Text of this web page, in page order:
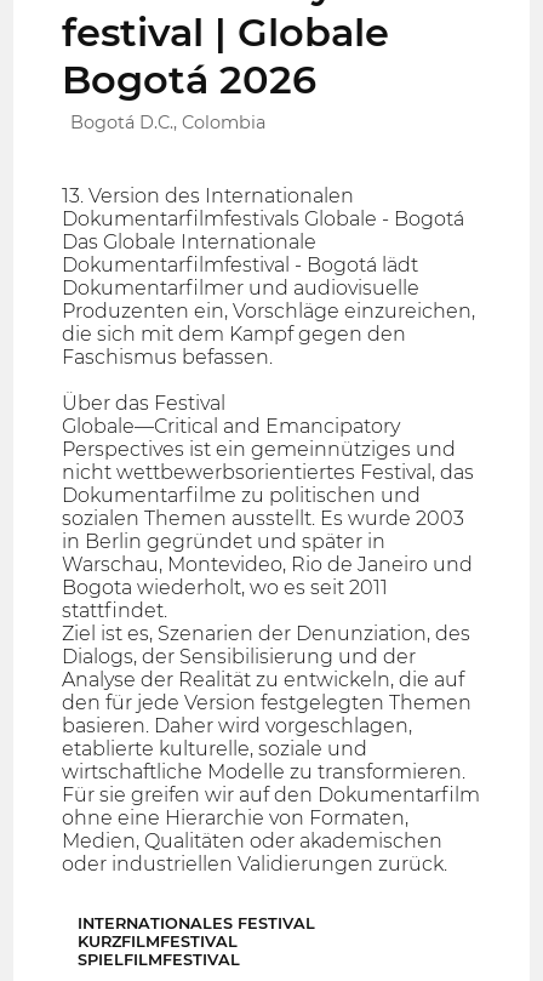
festival | Globale
Bogotá 2026
Bogotá D.C., Colombia
13. Version des Internationalen
Dokumentarfilmfestivals Globale - Bogotá
Das Globale Internationale
Dokumentarfilmfestival - Bogotá lädt
Dokumentarfilmer und audiovisuelle
Produzenten ein, Vorschläge einzureichen,
die sich mit dem Kampf gegen den
Faschismus befassen.
Über das Festival
Globale—Critical and Emancipatory
Perspectives ist ein gemeinnütziges und
nicht wettbewerbsorientiertes Festival, das
Dokumentarfilme zu politischen und
sozialen Themen ausstellt. Es wurde 2003
in Berlin gegründet und später in
Warschau, Montevideo, Rio de Janeiro und
Bogota wiederholt, wo es seit 2011
stattfindet.
Ziel ist es, Szenarien der Denunziation, des
Dialogs, der Sensibilisierung und der
Analyse der Realität zu entwickeln, die auf
den für jede Version festgelegten Themen
basieren. Daher wird vorgeschlagen,
etablierte kulturelle, soziale und
wirtschaftliche Modelle zu transformieren.
Für sie greifen wir auf den Dokumentarfilm
ohne eine Hierarchie von Formaten,
Medien, Qualitäten oder akademischen
oder industriellen Validierungen zurück.
INTERNATIONALES FESTIVAL
KURZFILMFESTIVAL
SPIELFILMFESTIVAL